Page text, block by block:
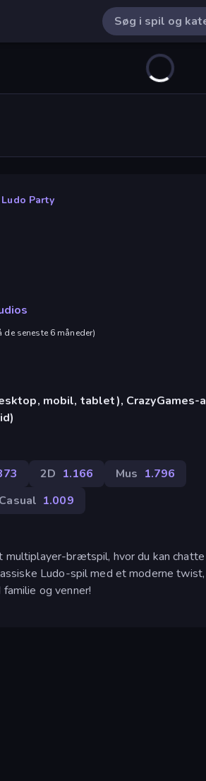
Ludo Party
de seneste 6 måneder)
mobil, tablet), CrazyGames-
2D 1.166 Mus 1.796
Casual 1.009
multiplayer-brætspil, hvor du kan
Ludo-spil med et moderne
og venner!